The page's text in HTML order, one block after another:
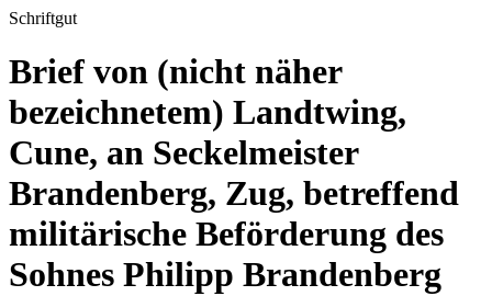
Schriftgut
Brief von (nicht näher
bezeichnetem) Landtwing,
Cune, an Seckelmeister
Brandenberg, Zug, betreffend
militärische Beförderung des
Sohnes Philipp Brandenberg